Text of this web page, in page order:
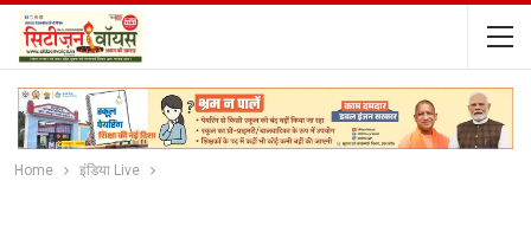
Home इंडिया Live